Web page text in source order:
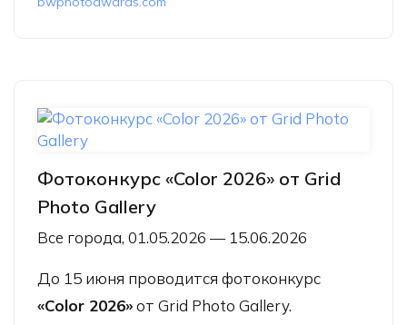
Фотоконкурс «Color 2026» от Grid
Photo Gallery
Все города, 01.05.2026 — 15.06.2026
До 15 июня проводится фотоконкурс
«Color 2026»от Grid Photo Gallery.